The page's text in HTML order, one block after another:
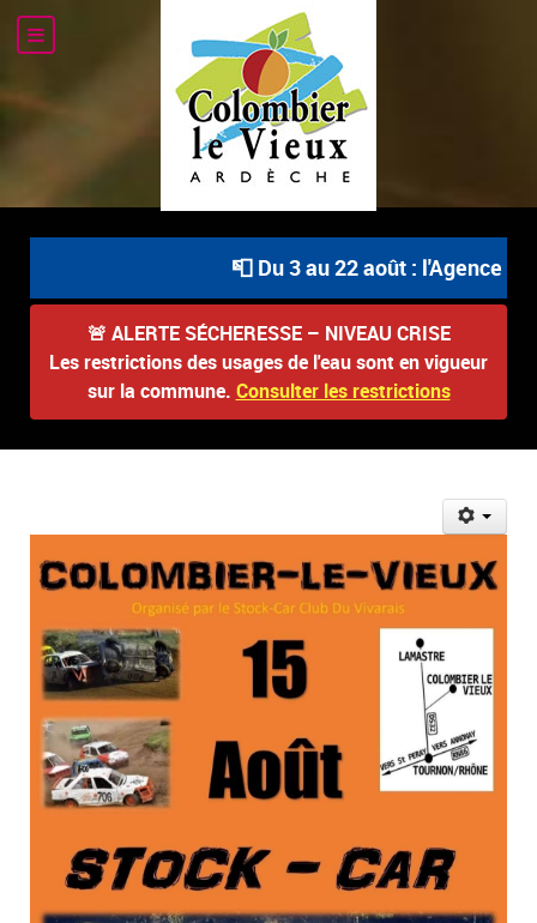
📮 Du 3 au 22 août : l'Agence
🚨 ALERTE SÉCHERESSE – NIVEAU CRISE
Les restrictions des usages de l'eau sont en vigueur
sur la commune. Consulter les restrictions